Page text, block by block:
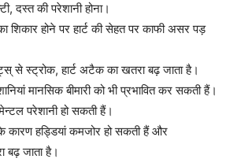
दस्त की परेशानी होना।
शिकार होने पर हार्ट की सेहत पर काफी असर पड़
से स्ट्रोक, हार्ट अटैक का खतरा बढ़ जाता है।
मानसिक बीमारी को भी प्रभावित कर सकती हैं।
परेशानी हो सकती हैं।
कारण हड्डियां कमजोर हो सकती हैं और
बढ़ जाता है।